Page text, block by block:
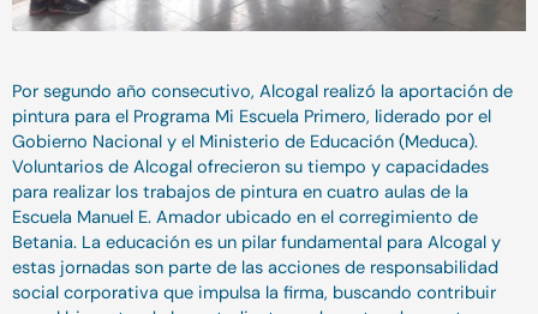
Por segundo año consecutivo, Alcogal realizó la aportación de
pintura para el Programa Mi Escuela Primero, liderado por el
Gobierno Nacional y el Ministerio de Educación (Meduca).
Voluntarios de Alcogal ofrecieron su tiempo y capacidades
para realizar los trabajos de pintura en cuatro aulas de la
Escuela Manuel E. Amador ubicado en el corregimiento de
Betania. La educación es un pilar fundamental para Alcogal y
estas jornadas son parte de las acciones de responsabilidad
social corporativa que impulsa la firma, buscando contribuir